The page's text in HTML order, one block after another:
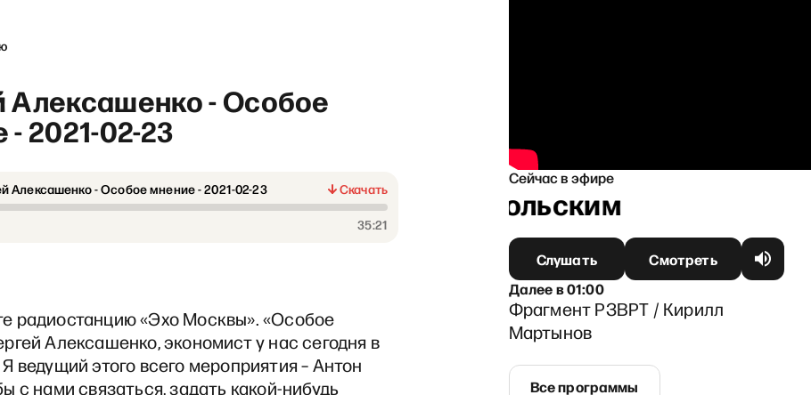
Алексашенко - Особое
2021-02-23
Алексашенко - Особое мнение - 2021-02-23
Скачать
35:21
радиостанцию «Эхо Москвы». «Особое
Алексашенко, экономист у нас сегодня в
ведущий этого всего мероприятия – Антон
с нами связаться, задать какой-нибудь
Сейчас в эфире
полдень» с Матвеем Ганапольским
Слушать
Смотреть
Далеев01:00
Фрагмент РЗВРТ / Кирилл
Мартынов
Все программы